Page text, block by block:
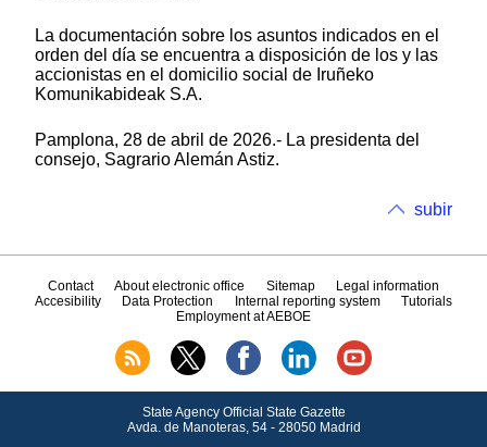
La documentación sobre los asuntos indicados en el
orden del día se encuentra a disposición de los y las
accionistas en el domicilio social de Iruñeko
Komunikabideak S.A.
Pamplona, 28 de abril de 2026.- La presidenta del
consejo, Sagrario Alemán Astiz.
subir
Contact About electronic office Sitemap
Legal information
Accesibility
Data Protection Internal reporting system
Tutorials
Employment at AEBOE
State Agency Official State Gazette
Avda. de Manoteras, 54 - 28050 Madrid